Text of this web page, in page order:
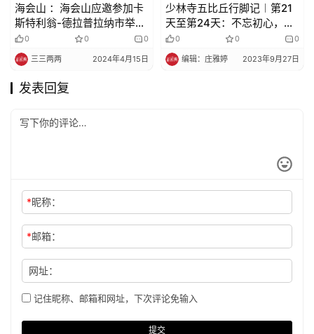
海会山 ：海会山应邀参加卡
斯特利翁-德拉普拉纳市举办
的“宗教交流日”活动
0 0 0
三三两两 2024年4月15日
少林寺五比丘行脚记︱第21
天至第24天：不忘初心，方
得始终，行脚圆满
0 0 0
编辑：庄雅婷 2023年9月27日
发表回复
*昵称：
*邮箱：
网址：
记住昵称、邮箱和网址，下次评论免输入
提交